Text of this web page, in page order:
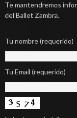
Te mantendremos
del Ballet Zambra.
Tu nombre (requerido)
Tu Email (requerido)